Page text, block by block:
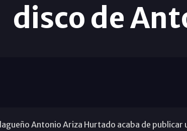
disco de
Antonio Ariza Hurtado acaba de publicar